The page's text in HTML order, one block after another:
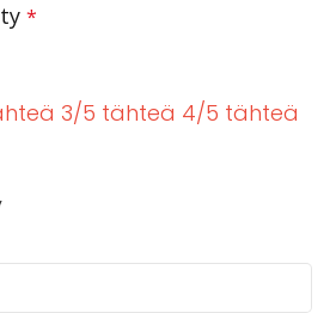
*
3/5 tähteä 4/5 tähteä